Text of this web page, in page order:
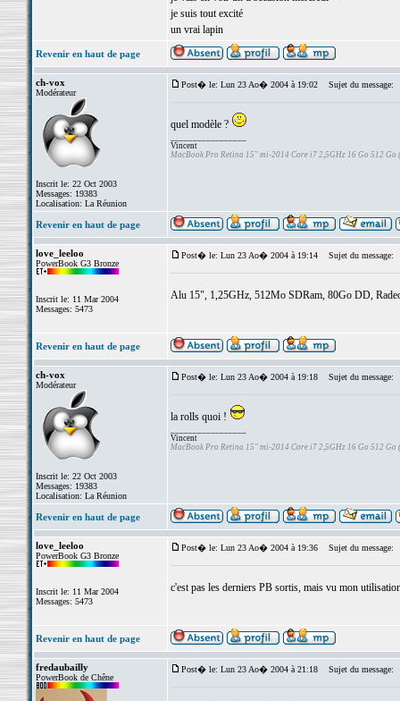
je suis tout excité
un vrai lapin
Revenir en haut de page
ch-vox
Modérateur
Inscrit le: 22 Oct 2003
Messages: 19383
Localisation: La Réunion
Post� le: Lun 23 Ao� 2004 à 19:02 Sujet du message:
quel modèle ?
Vincent
MacBook Pro Retina 15" mi-2014 Core i7 2,5GHz 16 Go 512 Go
Revenir en haut de page
love_leeloo
PowerBook G3 Bronze
Inscrit le: 11 Mar 2004
Messages: 5473
Post� le: Lun 23 Ao� 2004 à 19:14 Sujet du message:
Alu 15", 1,25GHz, 512Mo SDRam, 80Go DD,
Revenir en haut de page
ch-vox
Modérateur
Inscrit le: 22 Oct 2003
Messages: 19383
Localisation: La Réunion
Post� le: Lun 23 Ao� 2004 à 19:18 Sujet du message:
la rolls quoi !
Vincent
MacBook Pro Retina 15" mi-2014 Core i7 2,5GHz 16 Go 512 Go
Revenir en haut de page
love_leeloo
PowerBook G3 Bronze
Inscrit le: 11 Mar 2004
Messages: 5473
Post� le: Lun 23 Ao� 2004 à 19:36 Sujet du message:
c'est pas les derniers PB sortis, mais vu mon
Revenir en haut de page
fredaubailly
PowerBook de Chêne
Post� le: Lun 23 Ao� 2004 à 21:18 Sujet du message: